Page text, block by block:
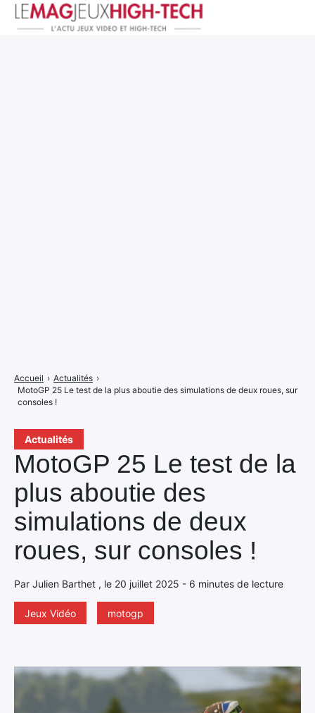
Actualités
MotoGP 25 Le test de la
plus aboutie des
simulations de deux
roues, sur consoles !
Par Julien Barthet , le 20 juillet 2025 - 6 minutes de lecture
Jeux Vidéo motogp
Accueil › Actualités ›
MotoGP 25 Le test de la plus aboutie des simulations de deux roues, sur
consoles !